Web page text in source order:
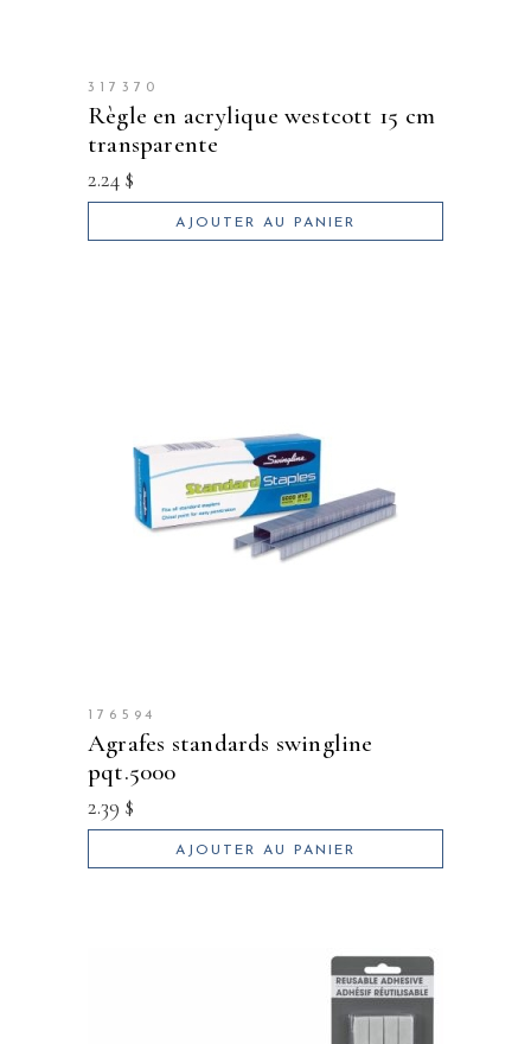
317370
règle en acrylique westcott 15 cm
transparente
2.24 $
AJOUTER AU PANIER
176594
agrafes standards swingline
pqt.5000
2.39 $
AJOUTER AU PANIER